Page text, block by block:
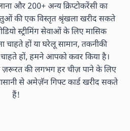
और 200+ अन्य क्रिप्टोकरेंसी का
की एक विस्तृत श्रृंखला खरीद सकते
स्ट्रीमिंग सेवाओं के लिए मासिक
चाहते हों या घरेलू सामान, तकनीकी
हों, हमने आपको कवर किया है।
की लगभग हर चीज़ पाने के लिए
से अमेज़ॅन गिफ्ट कार्ड खरीद सकते
हैं!